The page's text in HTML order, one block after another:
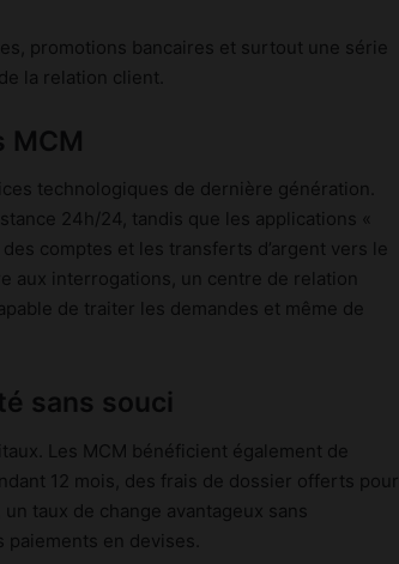
promotions bancaires et surtout une série
la relation client.
MCM
technologiques de dernière génération.
24h/24, tandis que les applications «
comptes et les transferts d’argent vers le
aux interrogations, un centre de relation
de traiter les demandes et même de
sans souci
Les MCM bénéficient également de
12 mois, des frais de dossier offerts pour
taux de change avantageux sans
en devises.